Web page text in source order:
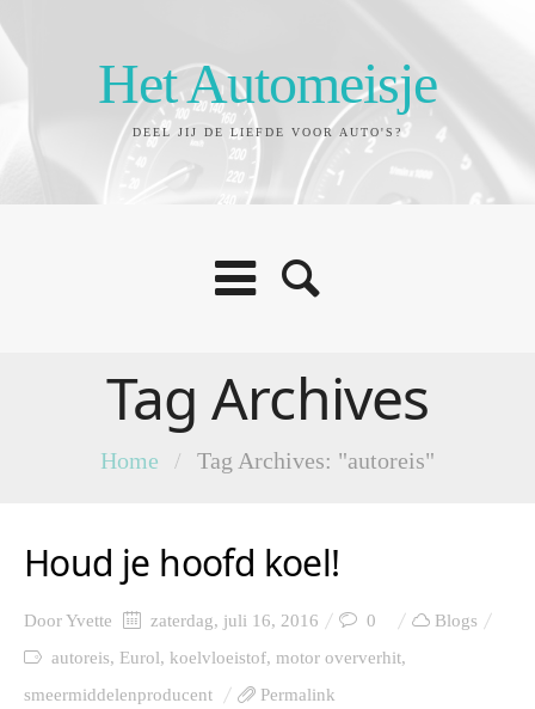
Het Automeisje
DEEL JIJ DE LIEFDE VOOR AUTO'S?
Tag Archives
Home / Tag Archives: "autoreis"
Houd je hoofd koel!
DoorYvette zaterdag, juli 16, 2016 0
Blogs
autoreis, Eurol, koelvloeistof, motor oververhit,
smeermiddelenproducent
Permalink